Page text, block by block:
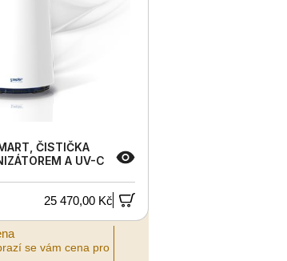
ČISTIČKA
A UV-C
25 470,00 Kč
se vám cena pro